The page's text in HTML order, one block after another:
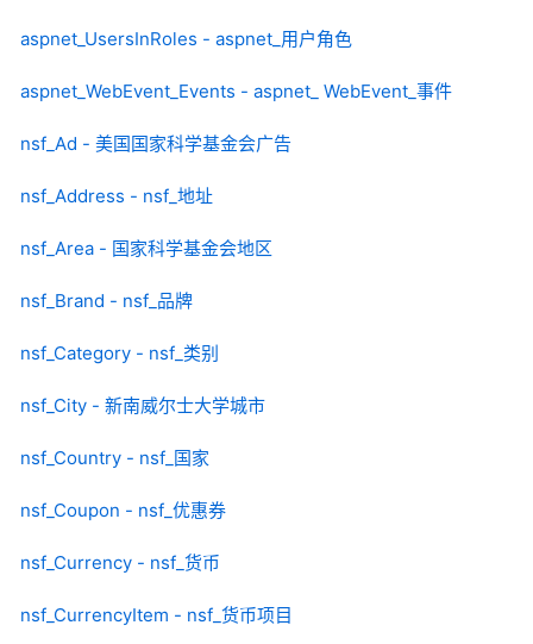
aspnet_UsersInRoles - aspnet_用户角色
aspnet_WebEvent_Events - aspnet_ WebEvent_事件
nsf_Ad - 美国国家科学基金会广告
nsf_Address - nsf_地址
nsf_Area - 国家科学基金会地区
nsf_Brand - nsf_品牌
nsf_Category - nsf_类别
nsf_City - 新南威尔士大学城市
nsf_Country - nsf_国家
nsf_Coupon - nsf_优惠券
nsf_Currency - nsf_货币
nsf_CurrencyItem - nsf_货币项目